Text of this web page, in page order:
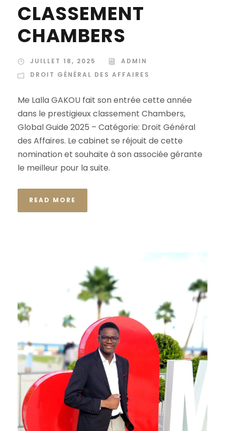
CLASSEMENT
CHAMBERS
JUILLET 18, 2025
ADMIN
DROIT GÉNÉRAL DES AFFAIRES
Me Lalla GAKOU fait son entrée cette année
dans le prestigieux classement Chambers,
Global Guide 2025 – Catégorie: Droit Général
des Affaires. Le cabinet se réjouit de cette
nomination et souhaite à son associée gérante
le meilleur pour la suite.
READ MORE